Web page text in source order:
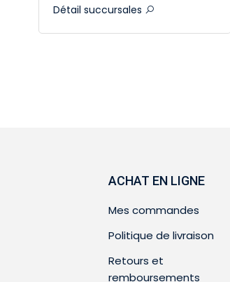
Détail succursales
ACHAT EN LIGNE
Mes commandes
Politique de livraison
Retours et
remboursements